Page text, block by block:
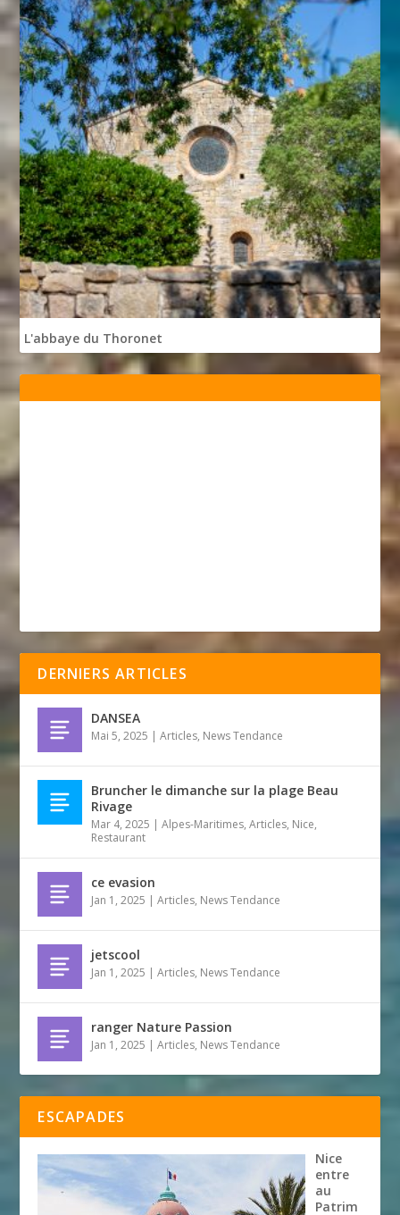
L'abbaye du Thoronet
DERNIERS ARTICLES
DANSEA
Mai 5, 2025 |Articles, News Tendance
Bruncher le dimanche sur la plage Beau
Rivage
Mar 4, 2025 |Alpes-Maritimes,Articles, Nice,
Restaurant
ce evasion
Jan 1, 2025 |Articles, News Tendance
jetscool
Jan 1, 2025 |Articles, News Tendance
ranger Nature Passion
Jan 1, 2025 |Articles, News Tendance
ESCAPADES
Nice
entre
au
Patrim